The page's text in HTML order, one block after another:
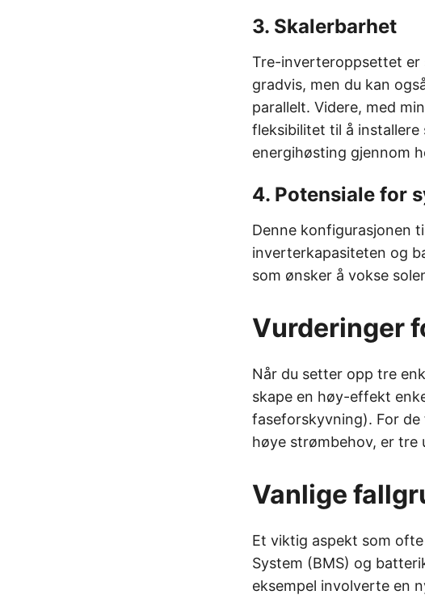
3. Skalerbarhet
Tre-inverteroppsettet er
gradvis, men du kan
parallelt. Videre, med
fleksibilitet til å installere
energihøsting gjennom
4. Potensiale for
Denne konfigurasjonen
inverterkapasiteten og
som ønsker å vokse
Vurderinger
Når du setter opp tre
skape en høy-effekt
faseforskyvning). For
høye strømbehov, er tre
Vanlige
Et viktig aspekt som
System (BMS) og
eksempel involverte en